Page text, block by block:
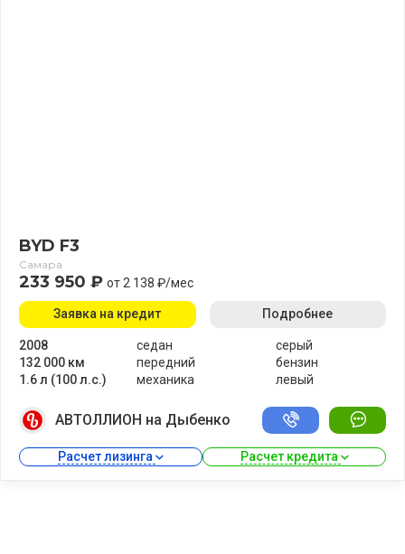
BYD F3
Самара
233 950 ₽ от 2 138 ₽/мес
2008
132 000 км
1.6 л (100 л.с.)
седан
передний
механика
серый
бензин
левый
Заявка на кредит Подробнее
АВТОЛЛИОН на Дыбенко
Расчет лизинга Расчет кредита